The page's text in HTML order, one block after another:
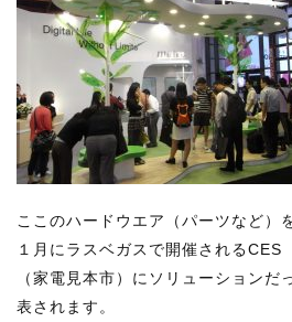
ここのハードウエア（パーツなど）
１月にラスベガスで開催されるCES
（家電見本市）にソリューションだ
表されます。